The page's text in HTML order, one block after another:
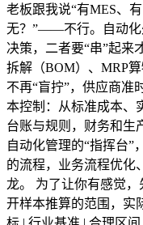
老板跟我说“有MES、
无？”——不行。自动化
决策，二者要“串”起来
拆解（BOM）、MRP
不再“盲拧”，供应商准
本控制：从标准成本、
台账与规则，财务和生
自动化管理的“指挥台”
的流程，业务流程优化
龙。 为了让你有感觉
开样本推算的范围，实